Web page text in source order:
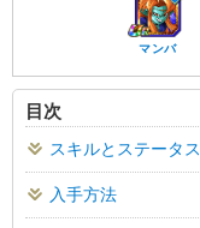
マンバ
目次
スキルとステータス
入手方法